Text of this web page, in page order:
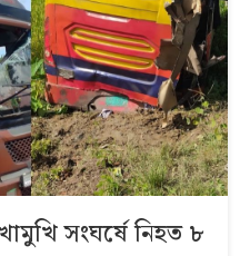
সংঘর্ষে নিহত ৮